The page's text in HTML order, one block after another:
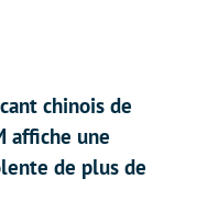
chinois de
affiche une
de plus de